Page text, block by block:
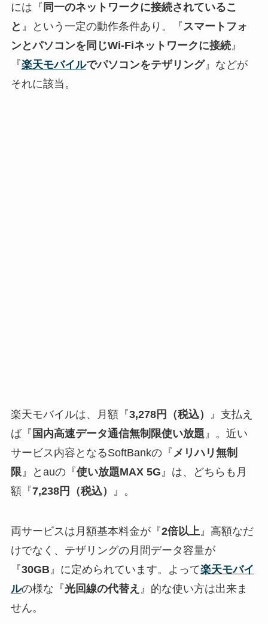
には『 同一のネットワークに接続されているこ
と 』という一定の動作条件あり。『 スマートフォ
ンとパソコンを同じWi-Fiネットワークに接続』
『楽天モバイルでパソコンをテザリング』などが
それに該当。
楽天モバイルは、月額『3,278円（税込）
』支払え
ば『 国内高速データ通信無制限使い放題 』。近い
サービス内容となるSoftBankの『 メリハリ無制
限 』とauの『使い放題MAX 5G 』は、どちらも月
額『7,238円（税込） 』。
両サービスは月額基本料金が『2倍以上』高額なだ
けでなく、テザリングの月間データ容量が
『30GB』に定められています。よって楽天モバイ
ルの様な『光回線の代替え 』的な使い方は出来ま
せん。